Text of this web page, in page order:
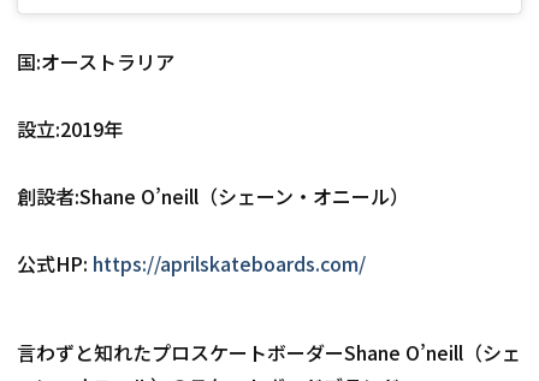
国:オーストラリア
設立:2019年
創設者:Shane O’neill（シェーン・オニール）
公式HP: https://aprilskateboards.com/
言わずと知れたプロスケートボーダーShane O’neill（シェ